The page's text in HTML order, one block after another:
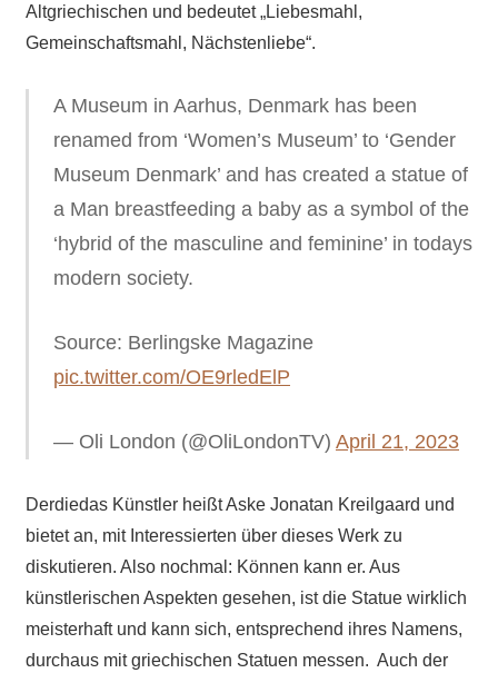
Altgriechischen und bedeutet „Liebesmahl,
Gemeinschaftsmahl, Nächstenliebe“.
A Museum in Aarhus, Denmark has been
renamed from ‘Women’s Museum’ to ‘Gender
Museum Denmark’ and has created a statue of
a Man breastfeeding a baby as a symbol of the
‘hybrid of the masculine and feminine’ in todays
modern society.
Source: Berlingske Magazine
pic.twitter.com/OE9rledElP
— Oli London (@OliLondonTV) April 21, 2023
Derdiedas Künstler heißt Aske Jonatan Kreilgaard und
bietet an, mit Interessierten über dieses Werk zu
diskutieren. Also nochmal: Können kann er. Aus
künstlerischen Aspekten gesehen, ist die Statue wirklich
meisterhaft und kann sich, entsprechend ihres Namens,
durchaus mit griechischen Statuen messen. Auch der